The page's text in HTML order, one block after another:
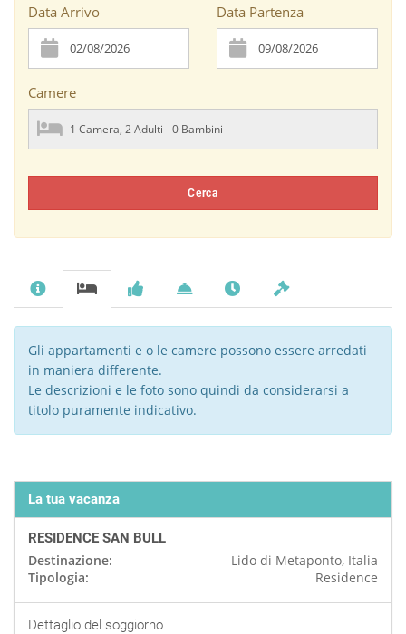
Data Arrivo Data Partenza
Camere
Cerca
Gli appartamenti e o le camere possono essere arredati
in maniera differente.
Le descrizioni e le foto sono quindi da considerarsi a
titolo puramente indicativo.
La tua vacanza
RESIDENCE SAN BULL
Destinazione:
Lido di Metaponto, Italia
Tipologia:
Residence
Dettaglio del soggiorno